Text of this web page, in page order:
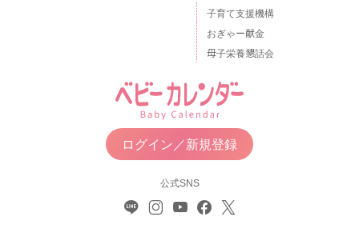
子育て支援機構
おぎゃー献金
母子栄養懇話会
ログイン／新規登録
公式SNS